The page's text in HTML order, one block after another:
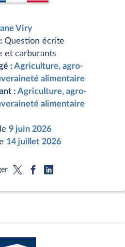
Viry
Question écrite
et carburants
: Agriculture, agro-
alimentaire
: Agriculture, agro-
alimentaire
9 juin 2026
14 juillet 2026